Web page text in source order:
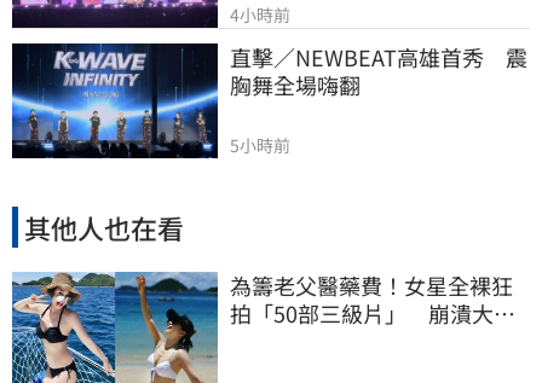
4小時前
直擊／NEWBEAT高雄首秀　震
胸舞全場嗨翻
5小時前
其他人也在看
為籌老父醫藥費！女星全裸狂
拍「50部三級片」 崩潰大